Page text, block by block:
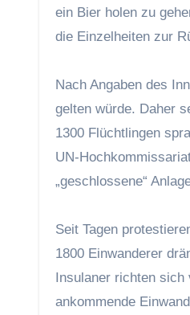
ein Bier holen zu
die Einzelheiten zur
Nach Angaben des
gelten würde. Daher
1300 Flüchtlingen
UN-
„geschlossene“
Seit Tagen
1800 Einwanderer
Insulaner richten sich
ankommende